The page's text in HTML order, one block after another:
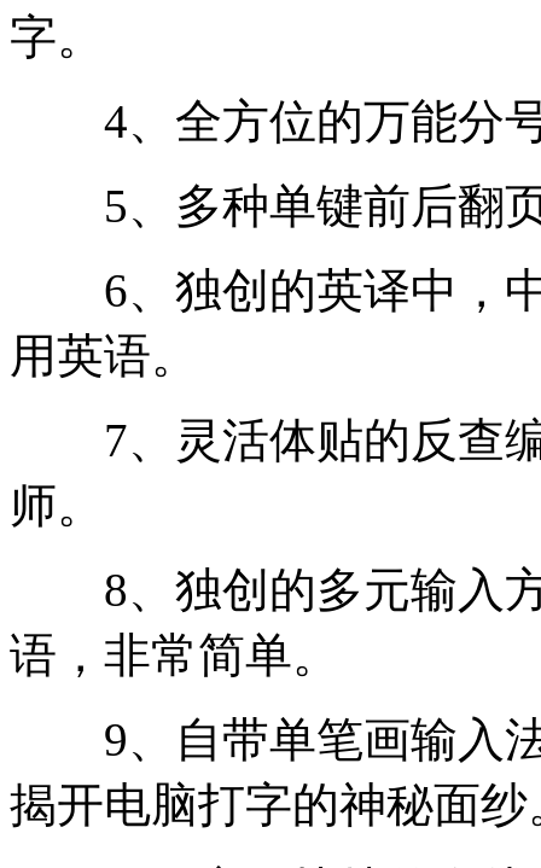
字。
4、全方位的万能分号
5、多种单键前后翻页
6、独创的英译中，中
用英语。
7、灵活体贴的反查编
师。
8、独创的多元输入方
语，非常简单。
9、自带单笔画输入法
揭开电脑打字的神秘面纱